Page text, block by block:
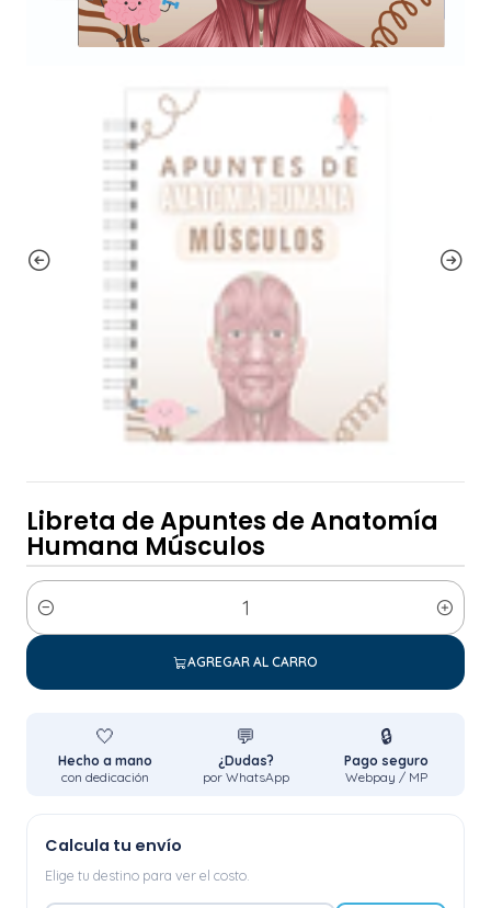
Libreta de Apuntes de Anatomía
Humana Músculos
Cantidad
AGREGAR AL CARRO
🤍
Hecho a mano
con dedicación
💬
¿Dudas?
por WhatsApp
🔒
Pago seguro
Webpay / MP
Calcula tu envío
Elige tu destino para ver el costo.